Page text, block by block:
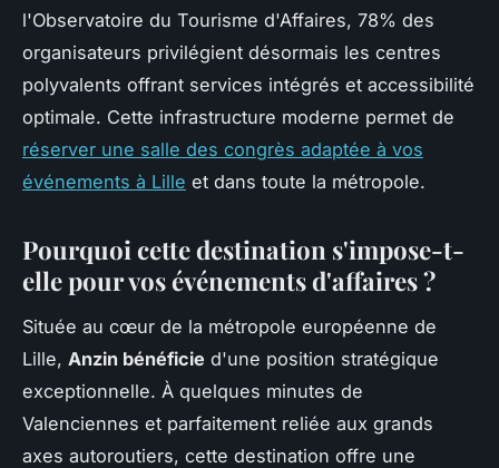
l'Observatoire du Tourisme d'Affaires, 78% des
organisateurs privilégient désormais les centres
polyvalents offrant services intégrés et accessibilité
optimale. Cette infrastructure moderne permet de
réserver une salle des congrès adaptée à vos
événements à Lille et dans toute la métropole.
Pourquoi cette destination s'impose-t-
elle pour vos événements d'affaires ?
Située au cœur de la métropole européenne de
Lille, Anzin bénéficie d'une position stratégique
exceptionnelle. À quelques minutes de
Valenciennes et parfaitement reliée aux grands
axes autoroutiers, cette destination offre une